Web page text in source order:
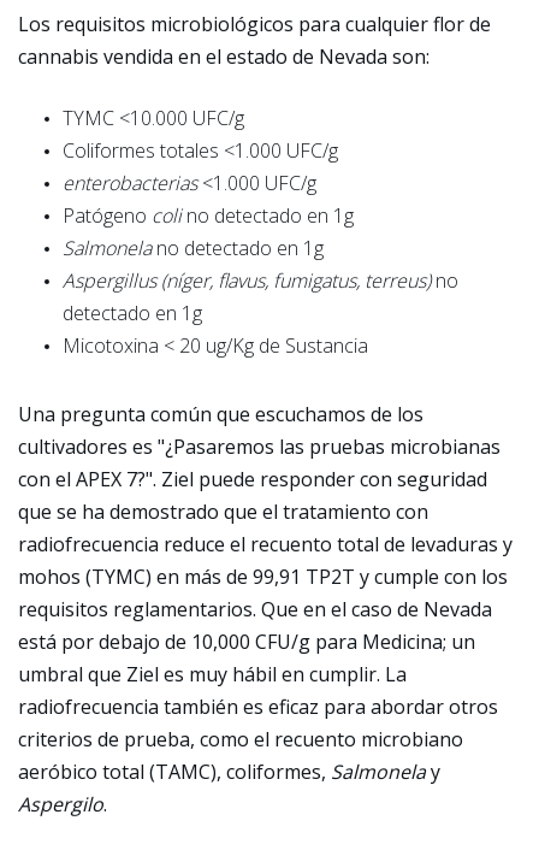
Los requisitos microbiológicos para cualquier flor de
cannabis vendida en el estado de Nevada son:
TYMC <10.000 UFC/g
Coliformes totales <1.000 UFC/g
enterobacterias<1.000 UFC/g
Patógeno coli no detectado en 1g
Salmonelano detectado en 1g
Aspergillus (níger, flavus, fumigatus, terreus)no
detectado en 1g
Micotoxina < 20 ug/Kg de Sustancia
Una pregunta común que escuchamos de los
cultivadores es "¿Pasaremos las pruebas microbianas
con el APEX 7?". Ziel puede responder con seguridad
que se ha demostrado que el tratamiento con
radiofrecuencia reduce el recuento total de levaduras y
mohos (TYMC) en más de 99,91 TP2T y cumple con los
requisitos reglamentarios. Que en el caso de Nevada
está por debajo de 10,000 CFU/g para Medicina; un
umbral que Ziel es muy hábil en cumplir. La
radiofrecuencia también es eficaz para abordar otros
criterios de prueba, como el recuento microbiano
aeróbico total (TAMC), coliformes, Salmonelay
Aspergilo.